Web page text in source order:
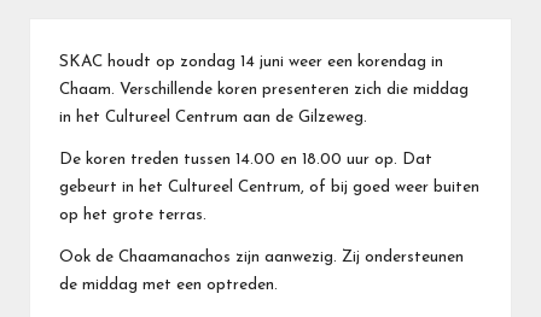
SKAC houdt op zondag 14 juni weer een korendag in
Chaam. Verschillende koren presenteren zich die middag
in het Cultureel Centrum aan de Gilzeweg.
De koren treden tussen 14.00 en 18.00 uur op. Dat
gebeurt in het Cultureel Centrum, of bij goed weer buiten
op het grote terras.
Ook de Chaamanachos zijn aanwezig. Zij ondersteunen
de middag met een optreden.